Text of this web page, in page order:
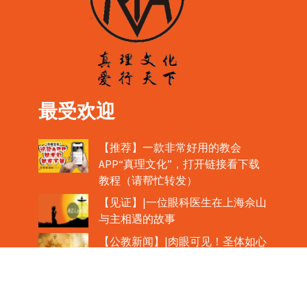
最受欢迎
【推荐】一款非常好用的教会
APP“真理文化”，打开链接看下载
教程（请帮忙转发）
【见证】|一位眼科医生在上海佘山
与主相遇的故事
【公教新闻】|肉眼可见！圣体如心